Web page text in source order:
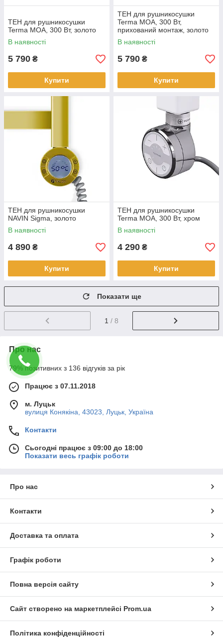
ТЕН для рушникосушки
Terma MOA, 300 Вт, золото
В наявності
5 790 ₴
Купити
ТЕН для рушникосушки
Terma MOA, 300 Вт,
прихований монтаж, золото
В наявності
5 790 ₴
Купити
ТЕН для рушникосушки
NAVIN Sigma, золото
В наявності
4 890 ₴
Купити
ТЕН для рушникосушки
Terma MOA, 300 Вт, хром
В наявності
4 290 ₴
Купити
Показати ще
1 / 8
Про нас
79% позитивних з 136 відгуків за рік
Працює з 07.11.2018
м. Луцьк
вулиця Конякіна, 43023, Луцьк, Україна
Контакти
Сьогодні працює з 09:00 до 18:00
Показати весь графік роботи
Про нас
Контакти
Доставка та оплата
Графік роботи
Повна версія сайту
Сайт створено на маркетплейсі Prom.ua
Політика конфіденційності